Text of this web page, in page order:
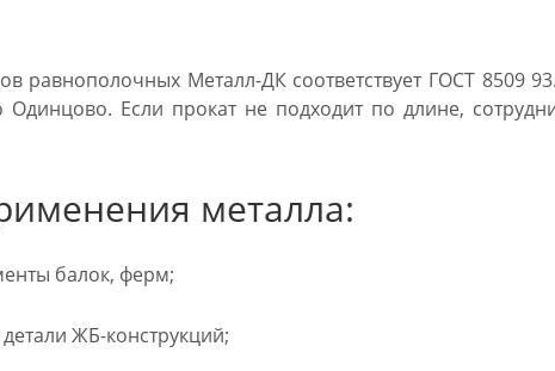
равнополочных Металл-ДК соответствует ГОСТ 8509
Одинцово. Если прокат не подходит по длине,
металла:
балок, ферм;
ЖБ-конструкций;